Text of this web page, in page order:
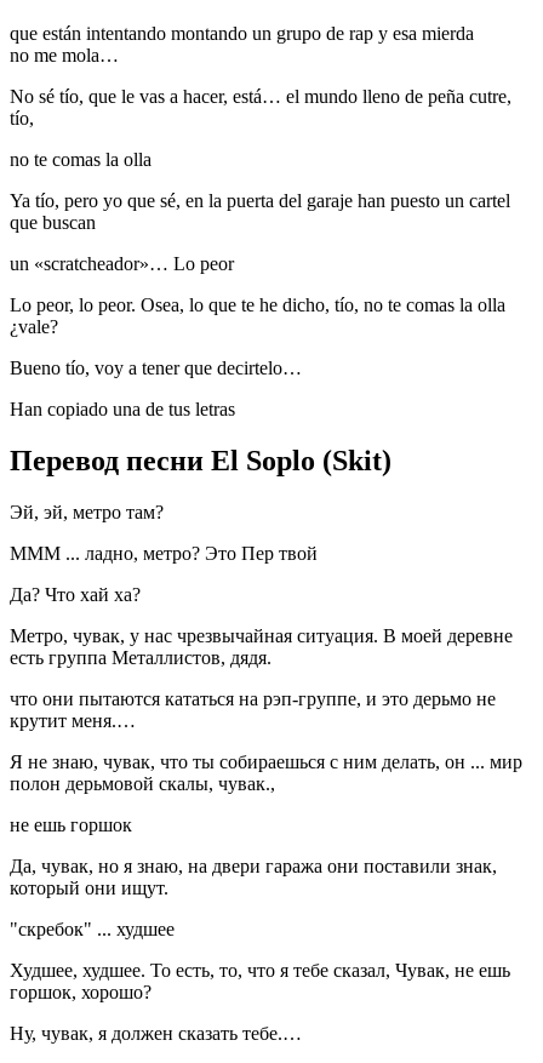
que están intentando montando un grupo de rap y esa mierda
no me mola…
No sé tío, que le vas a hacer, está… el mundo lleno de peña cutre,
tío,
no te comas la olla
Ya tío, pero yo que sé, en la puerta del garaje han puesto un cartel
que buscan
un «scratcheador»… Lo peor
Lo peor, lo peor. Osea, lo que te he dicho, tío, no te comas la olla
¿vale?
Bueno tío, voy a tener que decirtelo…
Han copiado una de tus letras
Перевод песни El Soplo (Skit)
Эй, эй, метро там?
МММ ... ладно, метро? Это Пер твой
Да? Что хай ха?
Метро, чувак, у нас чрезвычайная ситуация. В моей деревне
есть группа Металлистов, дядя.
что они пытаются кататься на рэп-группе, и это дерьмо не
крутит меня.…
Я не знаю, чувак, что ты собираешься с ним делать, он ... мир
полон дерьмовой скалы, чувак.,
не ешь горшок
Да, чувак, но я знаю, на двери гаража они поставили знак,
который они ищут.
"скребок" ... худшее
Худшее, худшее. То есть, то, что я тебе сказал, Чувак, не ешь
горшок, хорошо?
Ну, чувак, я должен сказать тебе.…